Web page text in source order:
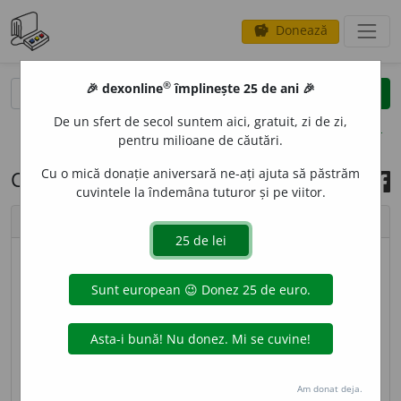
savings Donează
opțiuni
Cuvântul zilei, 21 iunie 2021
© imagine Raluca - Miolk
MICROSION, microsioane, s. n.Disc muzical de
calitate superioară care are șanțul de înregistrare
🎉 dexonline® împlinește 25 de ani 🎉
De un sfert de secol suntem aici, gratuit, zi de zi,
pentru milioane de căutări.
Cu o mică donație aniversară ne-ați ajuta să păstrăm
cuvintele la îndemâna tuturor și pe viitor.
Am donat deja.